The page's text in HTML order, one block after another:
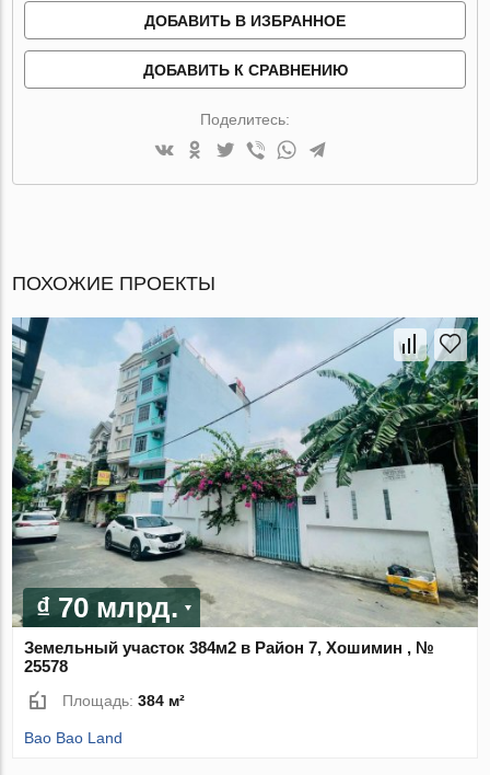
ДОБАВИТЬ В ИЗБРАННОЕ
ДОБАВИТЬ К СРАВНЕНИЮ
Поделитесь:
ПОХОЖИЕ ПРОЕКТЫ
₫ 70 млрд.
Земельный участок 384м2 в Район 7, Хошимин , №
25578
Площадь:384 м²
Bao Bao Land